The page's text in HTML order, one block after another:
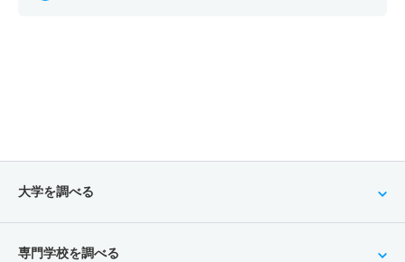
大学を調べる
専門学校を調べる